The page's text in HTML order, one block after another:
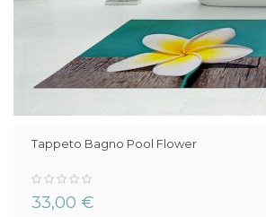
Tappeto Bagno Pool Flower
0%
33,00 €